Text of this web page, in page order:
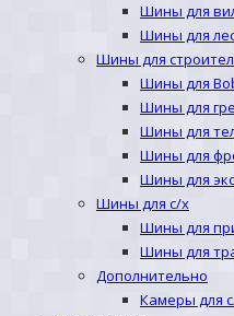
Шины для
Шины для
Шины для
Шины для
Шины для
Шины для
Шины для
Шины для
Шины для с/х
Шины для
Шины для
Дополнительно
Камеры для